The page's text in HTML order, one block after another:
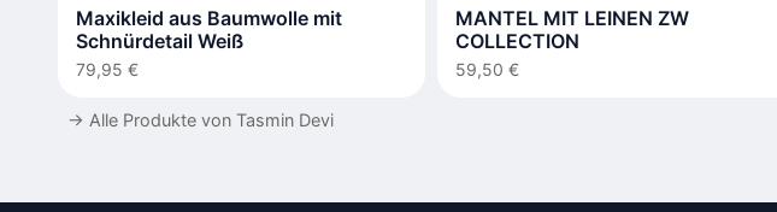
Maxikleid aus Baumwolle mit
Schnürdetail Weiß
79,95 €
MANTEL MIT LEINEN ZW
COLLECTION
59,50 €
→ Alle Produkte von Tasmin Devi